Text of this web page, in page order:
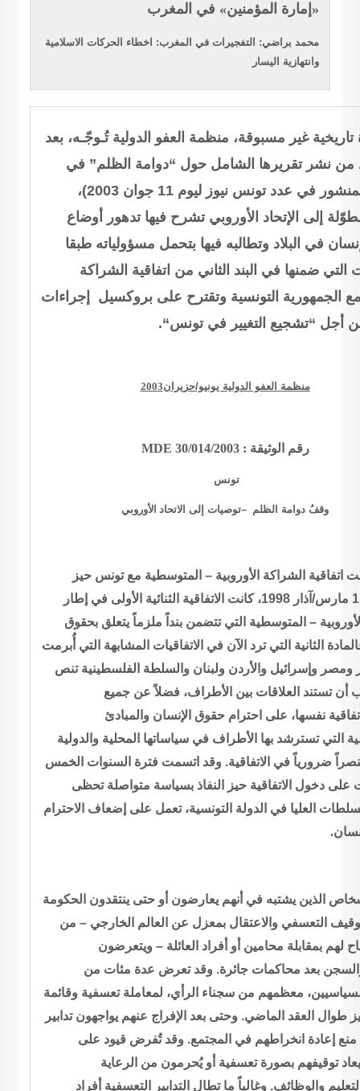
«إمارة المؤمنين» في المغرب
محمد براضي: التفجيرات في المغرب: اخطاء الحركات الاسلامية
وانتهازية اليسار
غير مسبوقة، منظمة العفو الدولية تُـوجّـه، بعد
من نشر تقريرها الشامل حول “دوامة الظلم” في
تونس (المنشور في عدد تونس نيوز ليوم 11 جوان 2003)،
إلى الإتحاد الأوروبي تشرح فيها تدهور أوضاع
في البلاد وتطالبه فيها بتحمل مسؤولياته طبقا
التي ضمنها في البند الثاني من اتفاقية الشراكة
الجمهورية التونسية وتقترح على بروكسيل إجراءات
أجل “تشجيع التغيير في تونس“.
منظمة العفو الدولية يونيو/حزيران2003
رقم الوثيقة :
MDE 30/014/2003
تونس
وقفُ دوامة الظلم –توصيات إلى الاتحاد الأوروبي
اتفاقية الشراكة الأوروبية – المتوسطية مع تونس حيز
في 1 مارس/آذار 1998، كانت الاتفاقية الثنائية الأولى في إطار
– المتوسطية التي تتضمن بنداً ملزماً يتعلق بحقوق
الثانية التي ترد الآن في الاتفاقيات المشابهة التي أُبرمت
ومصر وإسرائيل والأردن ولبنان والسلطة الفلسطينية تنص
تستند العلاقات بين الأطراف، فضلاً عن جميع
نفسها، على احترام حقوق الإنسان والمبادئ
التي تسترشد بها الأطراف في سياساتها المحلية والدولية
ضرورياً في الاتفاقية. وقد اتسمت فترة السنوات الخمس
دخول الاتفاقية حيز النفاذ بسياسة متواصلة تحظى
العليا في الدولة التونسية، تعمل على إضعاف الاحترام
.
الذين يشتبه في أنهم يعارضون أو حتى ينتقدون الحكومة
التعسفي والاعتقال بمعزل عن العالم الخارجي – من
لهم بمقابلة محامين أو أفراد العائلة – ويتعرضون
بعد محاكمات جائرة. وقد تعرض عدة مئات من
معظمهم من سجناء الرأي، لمعاملة تعسفية وقائمة
طوال العقد الماضي. وحتى بعد الإفراج عنهم يواجهون تدابير
إعادة انخراطهم في المجتمع. وقد تُفرض قيود على
توقيفهم بصورة تعسفية أو يُحرمون من الرعاية
والوظائف. وغالباً ما تطال التدابير التعسفية أفراد